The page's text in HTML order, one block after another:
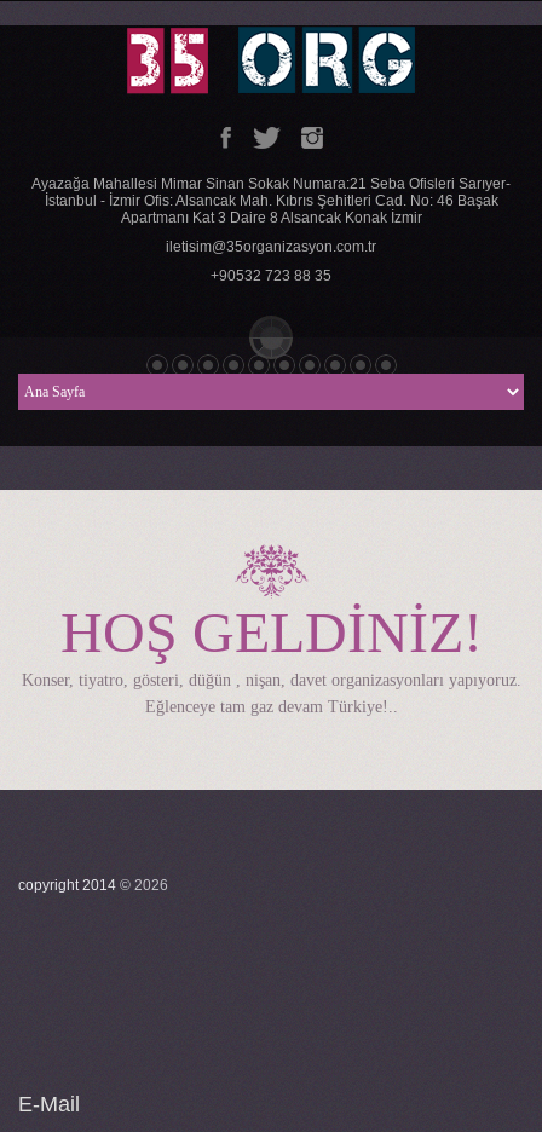
Ayazağa Mahallesi Mimar Sinan Sokak Numara:21 Seba Ofisleri Sarıyer-
İstanbul - İzmir Ofis: Alsancak Mah. Kıbrıs Şehitleri Cad. No: 46 Başak
Apartmanı Kat 3 Daire 8 Alsancak Konak İzmir
iletisim@35organizasyon.com.tr
+90532 723 88 35
HOŞ GELDİNİZ!
Konser, tiyatro, gösteri, düğün , nişan, davet organizasyonları yapıyoruz.
Eğlenceye tam gaz devam Türkiye!..
copyright 2014 © 2026
E-Mail